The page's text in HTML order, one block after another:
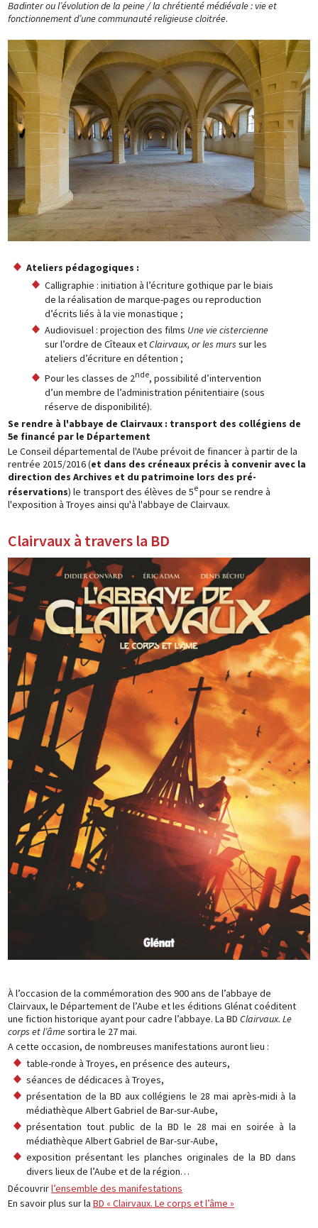
Badinter ou l’évolution de la peine / la chrétienté médiévale : vie et
fonctionnement d’une communauté religieuse cloitrée.
Ateliers pédagogiques :
Calligraphie : initiation à l’écriture gothique par le biais
de la réalisation de marque-pages ou reproduction
d’écrits liés à la vie monastique ;
Audiovisuel : projection des films Une vie cistercienne
sur l’ordre de Cîteaux etClairvaux, or les murs sur les
ateliers d’écriture en détention ;
Pour les classes de 2nde, possibilité d’intervention
d’un membre de l’administration pénitentiaire (sous
réserve de disponibilité).
Se rendre à l'abbaye de Clairvaux : transport des collégiens de
5e financé par le Département
Le Conseil départemental de l'Aube prévoit de financer à partir de la
rentrée 2015/2016 (et dans des créneaux précis à convenir avec la
direction des Archives et du patrimoine lors des pré-
réservations) le transport des élèves de 5epour se rendre à
l'exposition à Troyes ainsi qu'à l'abbaye de Clairvaux.
Clairvaux à travers la BD
À l’occasion de la commémoration des 900 ans de l’abbaye de
Clairvaux, le Département de l’Aube et les éditions Glénat coéditent
une fiction historique ayant pour cadre l’abbaye. La BDClairvaux. Le
corps et l’âmesortira le 27 mai.
A cette occasion, de nombreuses manifestations auront lieu :
table-ronde à Troyes, en présence des auteurs,
séances de dédicaces à Troyes,
présentation de la BD aux collégiens le 28 mai après-midi à la
médiathèque Albert Gabriel de Bar-sur-Aube,
présentation tout public de la BD le 28 mai en soirée à la
médiathèque Albert Gabriel de Bar-sur-Aube,
exposition présentant les planches originales de la BD dans
divers lieux de l’Aube et de la région…
Découvrirl’ensemble des manifestations
En savoir plus sur laBD « Clairvaux. Le corps et l’âme »